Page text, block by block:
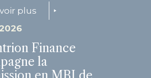
plus
Finance
la